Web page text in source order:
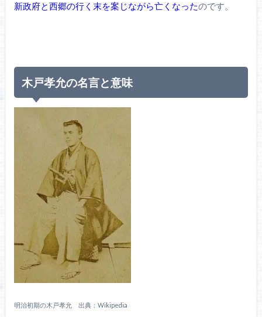
新政府と西郷の行く末を案じながら亡くなったのです。
木戸孝允の名言と意味
明治初期の木戸孝允 出典：Wikipedia